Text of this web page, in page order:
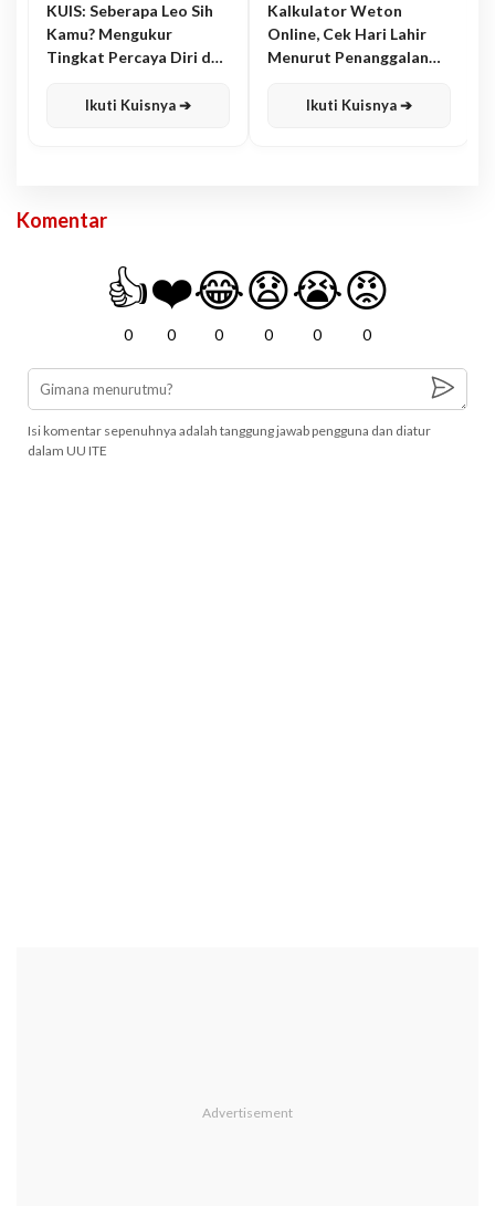
KUIS: Seberapa Leo Sih
Kamu? Mengukur
Tingkat Percaya Diri dan
Ikuti Kuisnya ➔
Kalkulator Weton
Online, Cek Hari Lahir
Menurut Penanggalan
Ikuti Kuisnya ➔
Komentar
👍
0
❤️
0
😂
0
😧
0
😭
0
😡
0
Isi komentar sepenuhnya adalah tanggung jawab pengguna dan diatur
dalam UU ITE